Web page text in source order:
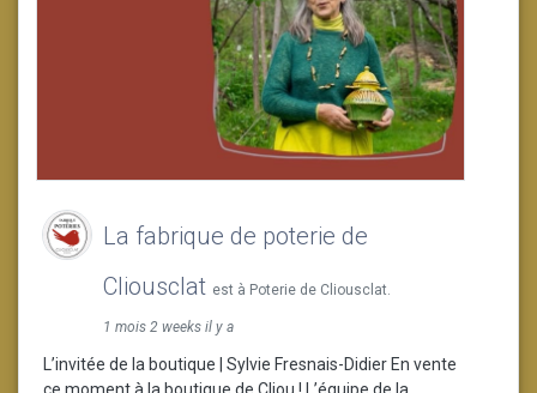
La fabrique de poterie de
Cliousclat est à Poterie de Cliousclat.
1 mois 2 weeks il y a
L’invitée de la boutique | Sylvie Fresnais-Didier En vente